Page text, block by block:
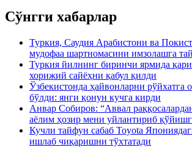
Сўнгги хабарлар
Туркия, Саудия Арабистони ва
мудофаа шартномасини имзолашга
Туркия йилнинг биринчи ярмида
хорижий сайёҳни қабул қилди
Ўзбекистонда ҳайвонларни
бўлди: янги қонун кучга кирди
Анвар Собиров: “Аввал
аёлим ҳозир мени уйлантириб
Кучли тайфун сабаб Toyota
ишлаб чиқаришни тўхтатади